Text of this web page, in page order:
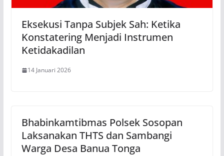
Eksekusi Tanpa Subjek Sah: Ketika
Konstatering Menjadi Instrumen
Ketidakadilan
14 Januari 2026
Bhabinkamtibmas Polsek Sosopan
Laksanakan THTS dan Sambangi
Warga Desa Banua Tonga